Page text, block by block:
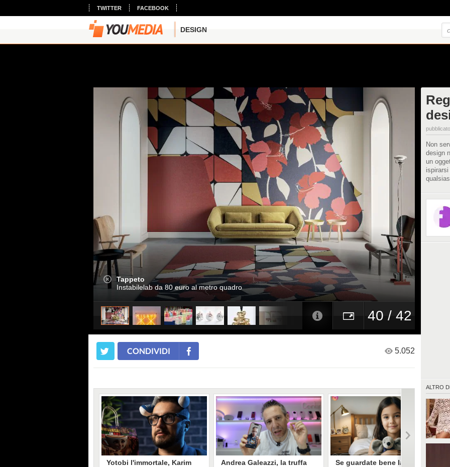
TWITTER FACEBOOK
DESIGN
Tappeto
Instabilelab da 80 euro al metro quadro
40 / 42
Non
design
un
ALTRO DI
CONDIVIDI 5.052
Yotobi l'immortale, Karim
Andrea Galeazzi, la truffa
Se guardate bene la foto